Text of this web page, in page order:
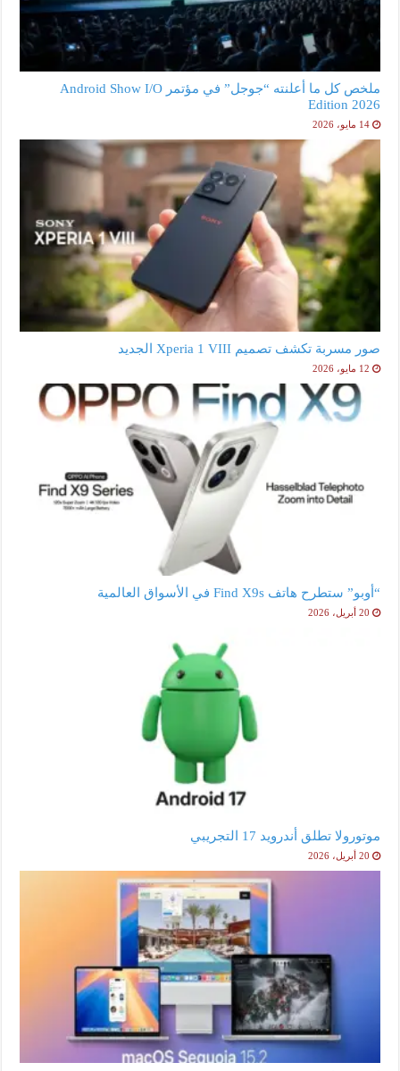
ملخص كل ما أعلنته “جوجل” في مؤتمر Android Show I/O
Edition 2026
14 مايو، 2026
صور مسربة تكشف تصميم Xperia 1 VIII الجديد
12 مايو، 2026
“أوبو” ستطرح هاتف Find X9s في الأسواق العالمية
20 أبريل، 2026
موتورولا تطلق أندرويد 17 التجريبي
20 أبريل، 2026